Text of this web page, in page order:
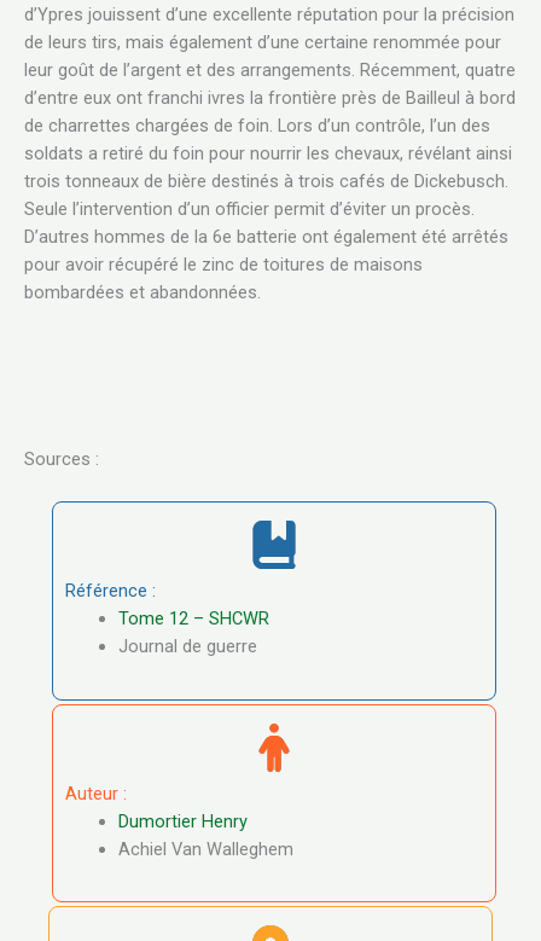
d’Ypres jouissent d’une excellente réputation pour la précision
de leurs tirs, mais également d’une certaine renommée pour
leur goût de l’argent et des arrangements. Récemment, quatre
d’entre eux ont franchi ivres la frontière près de Bailleul à bord
de charrettes chargées de foin. Lors d’un contrôle, l’un des
soldats a retiré du foin pour nourrir les chevaux, révélant ainsi
trois tonneaux de bière destinés à trois cafés de Dickebusch.
Seule l’intervention d’un officier permit d’éviter un procès.
D’autres hommes de la 6e batterie ont également été arrêtés
pour avoir récupéré le zinc de toitures de maisons
bombardées et abandonnées.
Sources :
Référence :
Tome 12 – SHCWR
Journal de guerre
Auteur :
Dumortier Henry
Achiel Van Walleghem